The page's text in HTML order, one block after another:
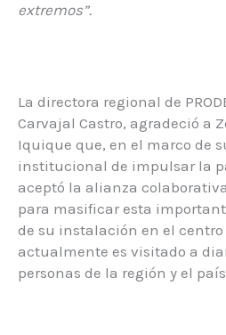
extremos”.
La directora regional de
Carvajal Castro, agradeció a
Iquique que, en el marco de
institucional de impulsar la
aceptó la alianza
para masificar esta
de su instalación en el
actualmente es visitado a
personas de la región y el